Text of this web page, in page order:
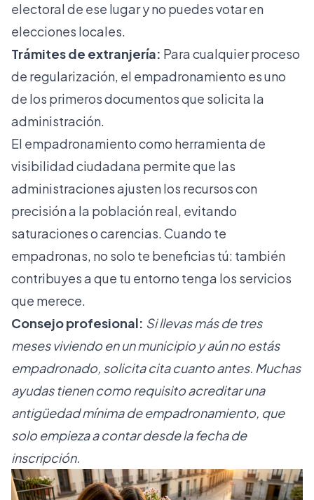
electoral de ese lugar y no puedes votar en
elecciones locales.
Trámites de extranjería: Para cualquier proceso
de regularización, el empadronamiento es uno
de los primeros documentos que solicita la
administración.
El empadronamiento como herramienta de
visibilidad ciudadana permite que las
administraciones ajusten los recursos con
precisión a la población real, evitando
saturaciones o carencias. Cuando te
empadronas, no solo te beneficias tú: también
contribuyes a que tu entorno tenga los servicios
que merece.
Consejo profesional: Si llevas más de tres
meses viviendo en un municipio y aún no estás
empadronado, solicita cita cuanto antes. Muchas
ayudas tienen como requisito acreditar una
antigüedad mínima de empadronamiento, que
solo empieza a contar desde la fecha de
inscripción.